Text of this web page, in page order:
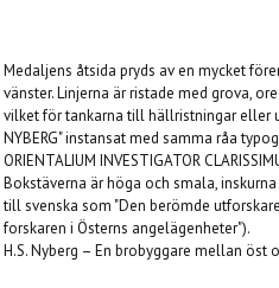
Medaljens åtsida pryds av en mycket
vänster. Linjerna är ristade med grova,
vilket för tankarna till hällristningar eller
NYBERG" instansat med samma råa
ORIENTALIUM INVESTIGATOR
Bokstäverna är höga och smala,
till svenska som "Den berömde
forskaren i Österns angelägenheter").
H.S. Nyberg – En brobyggare mellan öst